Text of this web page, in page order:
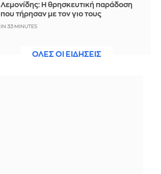
Λεμονίδης: Η θρησκευτική παράδοση
που τήρησαν με τον γιο τους
IN 33 MINUTES
έκλεισε τα ογδόντα
ΟΛΕΣ ΟΙ ΕΙΔΗΣΕΙΣ